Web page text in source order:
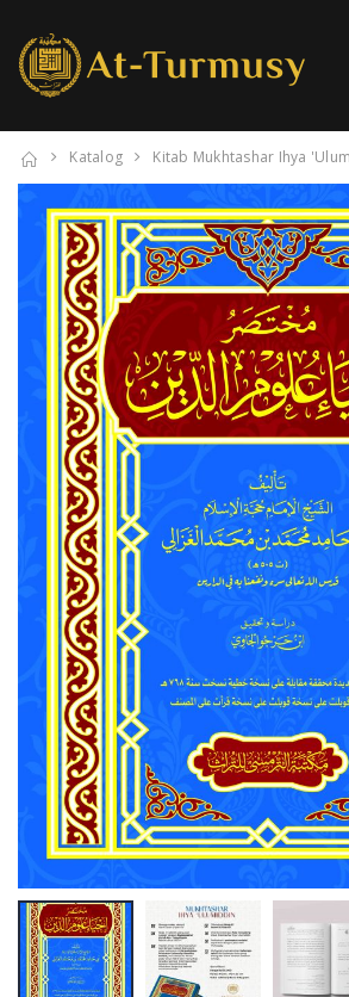
Katalog Kitab Mukhtashar Ihya